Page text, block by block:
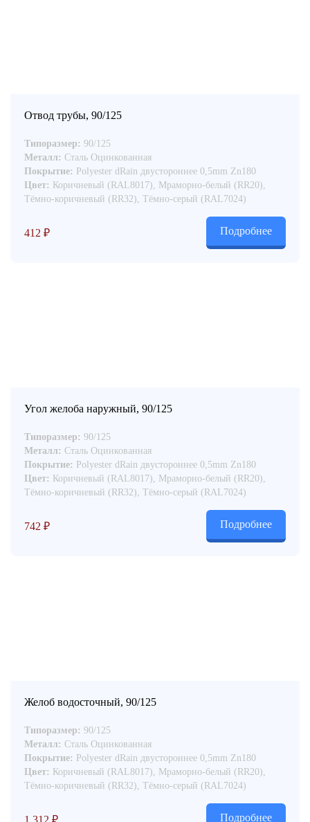
Отвод трубы, 90/125
Типоразмер: 90/125
Металл: Сталь Оцинкованная
Покрытие: Polyester dRain двустороннее 0,5mm Zn180
Цвет: Коричневый (RAL8017), Мраморно-белый (RR20),
Тёмно-коричневый (RR32), Тёмно-серый (RAL7024)
412 ₽ Подробнее
Угол желоба наружный, 90/125
Типоразмер: 90/125
Металл: Сталь Оцинкованная
Покрытие: Polyester dRain двустороннее 0,5mm Zn180
Цвет: Коричневый (RAL8017), Мраморно-белый (RR20),
Тёмно-коричневый (RR32), Тёмно-серый (RAL7024)
742 ₽ Подробнее
Желоб водосточный, 90/125
Типоразмер: 90/125
Металл: Сталь Оцинкованная
Покрытие: Polyester dRain двустороннее 0,5mm Zn180
Цвет: Коричневый (RAL8017), Мраморно-белый (RR20),
Тёмно-коричневый (RR32), Тёмно-серый (RAL7024)
1,312 ₽ Подробнее